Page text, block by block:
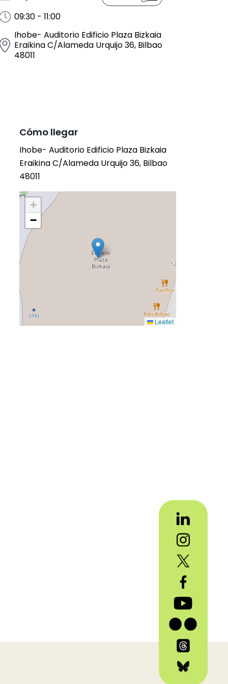
09:30 - 11:00
Ihobe- Auditorio Edificio Plaza Bizkaia
Eraikina C/Alameda Urquijo 36, Bilbao
48011
Cómo llegar
Ihobe- Auditorio Edificio Plaza Bizkaia
Eraikina C/Alameda Urquijo 36, Bilbao
48011
+
−
Leaflet